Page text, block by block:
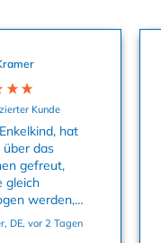
Kunde
hat
über das
gefreut,
gleich
werden,
ist super
passt in der
DE, vor 2 Tagen